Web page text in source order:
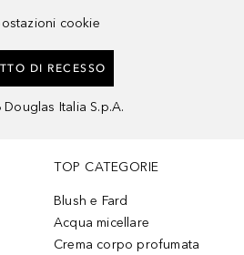
cookie
DI RECESSO
Douglas Italia S.p.A.
TOP CATEGORIE
Blush e Fard
Acqua micellare
Crema corpo profumata